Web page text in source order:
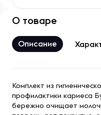
О товаре
Описание
Комплект из
профилактики кариеса
бережно очищает